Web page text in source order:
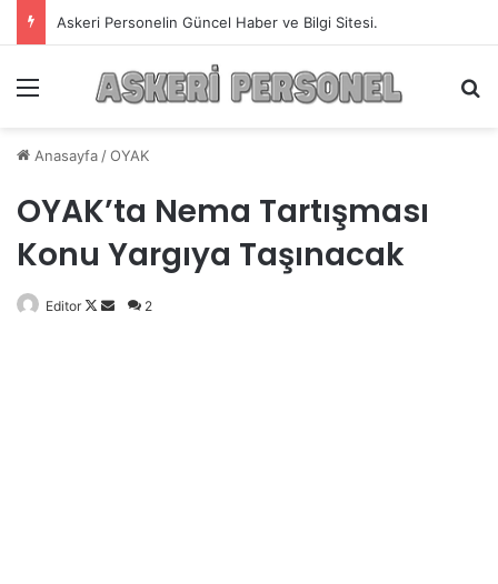
Askeri Personelin Güncel Haber ve Bilgi Sitesi.
Anasayfa /OYAK
OYAK’ta Nema Tartışması
Konu Yargıya Taşınacak
Editor
Follow
Bir
2